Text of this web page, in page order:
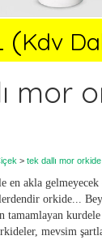
(Kdv
mor
> tek dallı mor orkide
en akla gelmeyecek
orkide...
tamamlayan
mevsim